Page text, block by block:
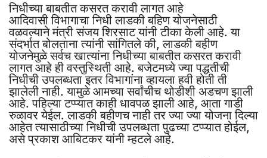
निधीच्या बाबतीत कसरत करावी लागत आहे
आदिवासी विभागाचा निधी लाडकी बहिण योजनेसाठी
वळवल्याने मंत्री संजय शिरसाट यांनी टीका केली आहे. या
संदर्भात बोलताना त्यांनी सांगितले की, लाडकी बहीण
योजनेमुळे सर्वच खात्यांना निधीच्या बाबतीत कसरत करावी
लागत आहे ही वस्तुस्थिती आहे. बजेटमध्ये ज्या पद्धतीची
निधीची उपलब्धता इतर विभागांना व्हायला हवी होती ती
झालेली नाही. यामुळे आमच्या सर्वांचीच थोडीशी अडचण झाली
आहे. पहिल्या टप्प्यात काही धावपळ झाली आहे, आता गाडी
रुळावर येईल. लाडकी बहीणच नाही तर ज्या ज्या योजना दिल्या
आहेत त्यासाठीच्या निधीची उपलब्धता पुढच्या टप्प्यात होईल,
असे प्रकाश आबिटकर यांनी म्हटले आहे.